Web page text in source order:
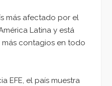
más afectado por el
Latina y está
más contagios en todo
EFE, el país muestra